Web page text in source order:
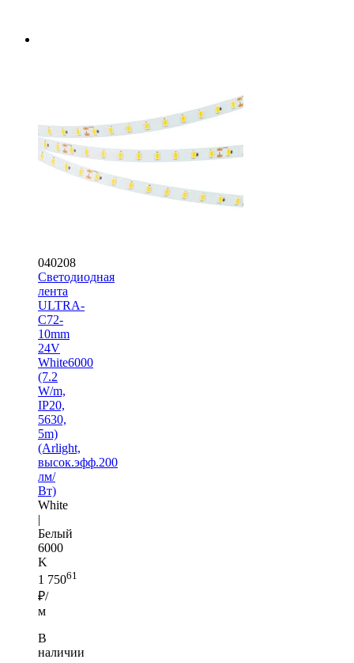
040208
Светодиодная
лента
ULTRA-
C72-
10mm
24V
White6000
(7.2
W/m,
IP20,
5630,
5m)
(Arlight,
высок.эфф.200
лм/
Вт)
White
|
Белый
6000
K
1 75061
₽/
м
В
наличии